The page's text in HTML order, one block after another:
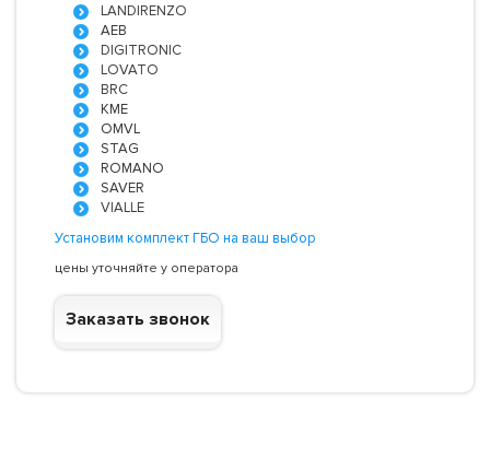
LANDIRENZO
AEB
DIGITRONIC
LOVATO
BRC
KME
OMVL
STAG
ROMANO
SAVER
VIALLE
Установим комплект ГБО на ваш выбор
цены уточняйте у оператора
Заказать звонок